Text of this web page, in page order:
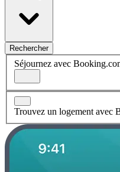
Rechercher
Séjournez avec
Trouvez un logement avec